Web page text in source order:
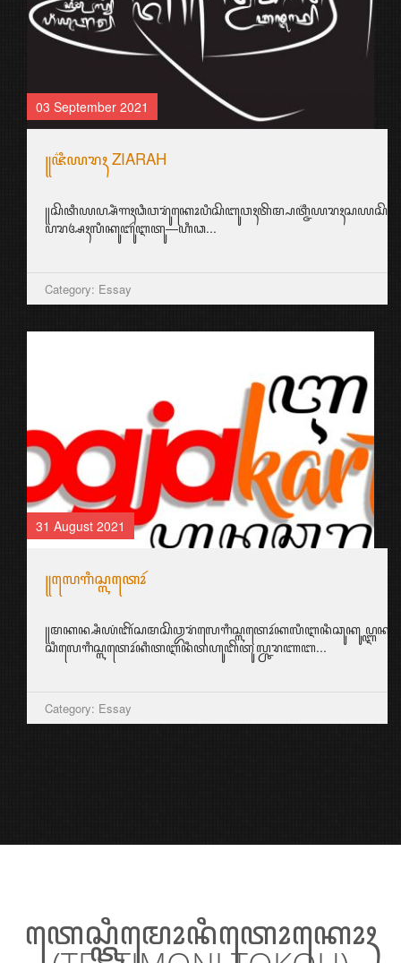
25 August 2021
ꦭꦸꦭꦸꦕꦺꦴꦤ꧀
꧋ꦱꦶꦠꦶ꧇ ꦤꦭꦶꦏꦲꦣꦶꦏꦸꦲꦉꦥ꧀ꦭꦲꦶꦂ꧈
ꦮꦺꦴꦁꦠꦸꦮꦏꦸꦧꦶꦔꦸꦁꦲꦺꦴꦭꦺꦃꦲꦺꦲꦁꦒꦺꦴꦭꦺꦏ꧀ꦏꦏꦺꦗꦼꦤꦼꦁ꧉
ꦧꦥꦏ꧀ꦲꦉꦥ꧀ꦲꦚ꧀ꦗꦼꦤꦼꦁꦔꦏ...
Category: Aksara Jawa
24 August 2021
꧋ꦄꦏ꧀ꦱꦫꦕꦼꦂꦩꦶꦤ꧀ꦥꦼꦂꦄꦣꦧꦤ꧀ꦧꦁꦱ꧉
ꦲꦭ꧀ꦆꦤꦶꦣꦶꦧꦸꦏ꧀ꦠꦶꦏꦤ꧀ꦣꦼꦔꦤ꧀ꦮꦫꦶꦱꦤ꧀...
Category: Aksara Jawa
ꦠꦺꦱ꧀ꦠꦶꦩꦺꦴꦤꦶꦠꦺꦴꦏꦺꦴꦃ